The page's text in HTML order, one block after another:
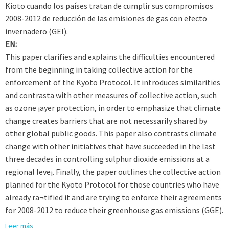
Kioto cuando los países tratan de cumplir sus compromisos
2008-2012 de reducción de las emisiones de gas con efecto
invernadero (GEI).
EN:
This paper clarifies and explains the difficulties encountered
from the beginning in taking collective action for the
enforcement of the Kyoto Protocol. It introduces similarities
and contrasta with other measures of collective action, such
as ozone ¡ayer protection, in order to emphasize that climate
change creates barriers that are not necessarily shared by
other global public goods. This paper also contrasts climate
change with other initiatives that have succeeded in the last
three decades in controlling sulphur dioxide emissions at a
regional leve¡. Finally, the paper outlines the collective action
planned for the Kyoto Protocol for those countries who have
already ra¬tified it and are trying to enforce their agreements
for 2008-2012 to reduce their greenhouse gas emissions (GGE).
Leer más